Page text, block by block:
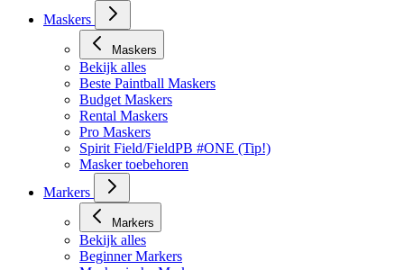
Maskers
Maskers
Bekijk alles
Beste Paintball Maskers
Budget Maskers
Rental Maskers
Pro Maskers
Spirit Field/FieldPB #ONE (Tip!)
Masker toebehoren
Markers
Markers
Bekijk alles
Beginner Markers